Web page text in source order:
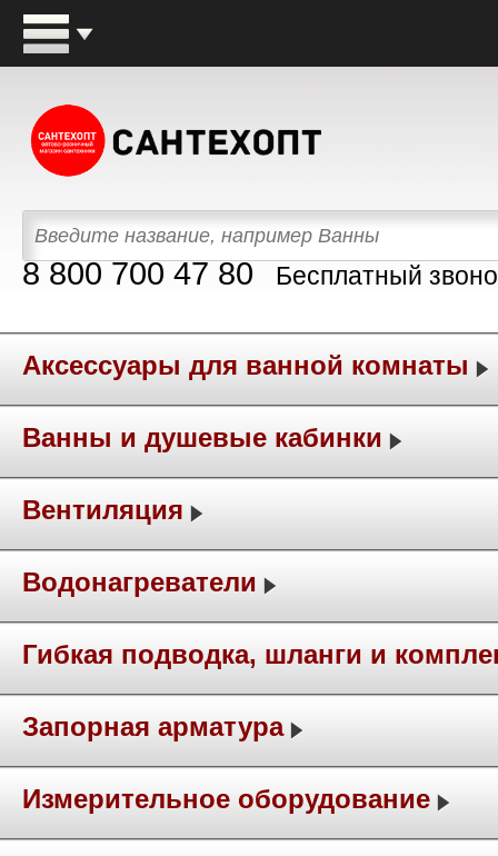
8 800 700 47 80 Бесплатный
Аксессуары для ванной комнаты
Ванны и душевые кабинки
Вентиляция
Водонагреватели
Гибкая подводка, шланги и
Запорная арматура
Измерительное оборудование